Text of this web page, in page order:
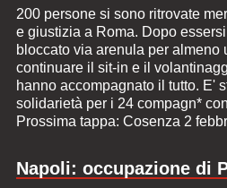
200 persone si sono ritrovate
e giustizia a Roma. Dopo
bloccato via arenula per
continuare il sit-in e il
hanno accompagnato il tutto. E'
solidarietà per i 24 compagn*
Prossima tappa: Cosenza 2
Napoli: occupazione di